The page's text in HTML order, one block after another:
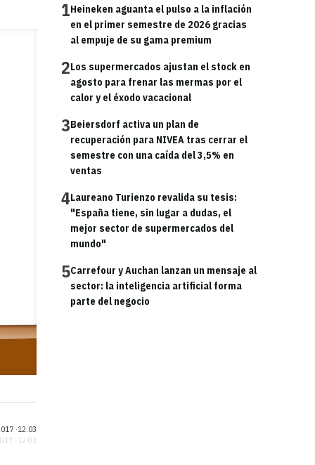
1Heineken aguanta el pulso a la inflación
en el primer semestre de 2026 gracias
al empuje de su gama premium
2Los supermercados ajustan el stock en
agosto para frenar las mermas por el
calor y el éxodo vacacional
3Beiersdorf activa un plan de
recuperación para NIVEA tras cerrar el
semestre con una caída del 3,5% en
ventas
4Laureano Turienzo revalida su tesis:
"España tiene, sin lugar a dudas, el
mejor sector de supermercados del
mundo"
5Carrefour y Auchan lanzan un mensaje al
sector: la inteligencia artificial forma
parte del negocio
·12:03
· 12:03